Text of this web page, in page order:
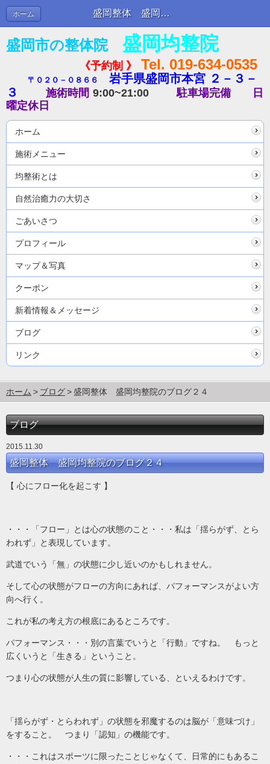
盛岡整体 盛岡均整院のブログ２４ | ブログ
ホーム
盛岡市の整体院 盛岡均整院
《予約制 》 Tel. 019-634-0535
〒０２０－０８６６
岩手県盛岡市本宮 ２－３－
３
施術時間 9:00~21:00 駐車場完備
日
曜定休日
ホーム
施術メニュー
均整術とは
自然治癒力の大切さ
ごあいさつ
プロフィール
マップ＆写真
クーポン
新着情報＆メッセージ
ブログ
リンク
ホーム ブログ 盛岡整体 盛岡均整院のブログ２４
ブログ
2015.11.30
盛岡整体 盛岡均整院のブログ２４
【 心にフロー化を起こす 】
・・・「フロー」とは心の状態のこと・・・私は「揺らがず、とら
われず」と表現しています。
武道でいう「無」の状態に少し近いのかもしれません。
そして心の状態がフローの方向にあれば、パフォーマンスがよい方
向へ行く。
これが私の考え方の根底にあるところです。
パフォーマンス・・・別の言葉でいうと「行動」ですね。 もっと
広くいうと「生きる」ということ。
つまり心の状態が人生の質に影響している、といえるわけです。
「揺らがず・とらわれず」の状態を邪魔するのは脳が「意味づけ」
をすること。 つまり「認知」の機能です。
・・・これはスポーツに限ったことじゃなくて、日常的にもあるこ